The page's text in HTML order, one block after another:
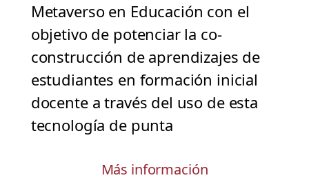
Metaverso en Educación con el
objetivo de potenciar la co-
construcción de aprendizajes de
estudiantes en formación inicial
docente a través del uso de esta
tecnología de punta
Más información